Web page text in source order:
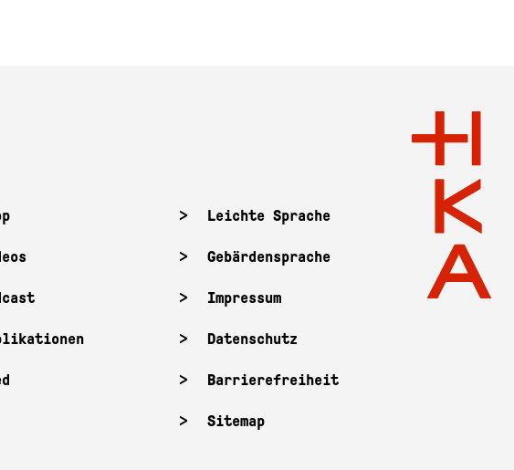
Leichte Sprache
Gebärdensprache
Impressum
Datenschutz
Barrierefreiheit
Sitemap